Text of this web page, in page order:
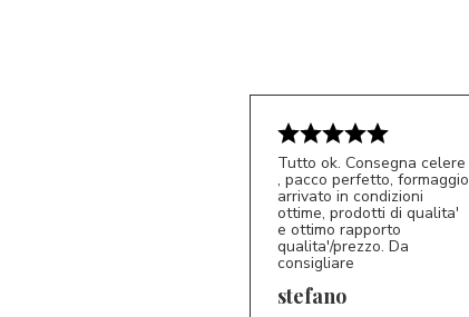
S*
Tutto ok. Consegna celere
, pacco perfetto, formaggio
arrivato in condizioni
ottime, prodotti di qualita'
e ottimo rapporto
qualita'/prezzo. Da
consigliare
stefano